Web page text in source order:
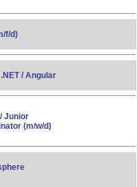
f/d)
/ Angular
Junior
(m/w/d)